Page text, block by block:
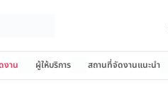
งาน ผู้ให้บริการ สถานที่จัดงานแนะนำ